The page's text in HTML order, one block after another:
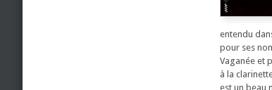
entendu
pour ses
Vaganée et
à la
est un beau